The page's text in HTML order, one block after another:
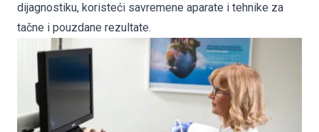
dijagnostiku, koristeći savremene aparate i tehnike za
tačne i pouzdane rezultate.